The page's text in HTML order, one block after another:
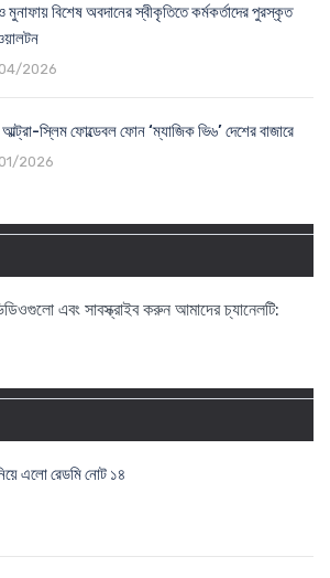
মুনাফায় বিশেষ অবদানের স্বীকৃতিতে কর্মকর্তাদের পুরস্কৃত
2026
স্লিম ফোল্ডেবল ফোন ‘ম্যাজিক ভি৬’ দেশের বাজারে
2026
এবং সাবস্ক্রাইব করুন আমাদের চ্যানেলটি:
এলো রেডমি নোট ১৪